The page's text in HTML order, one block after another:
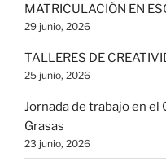
MATRICULACIÓN EN
29 junio, 2026
TALLERES DE
25 junio, 2026
Jornada de trabajo en el
Grasas
23 junio, 2026